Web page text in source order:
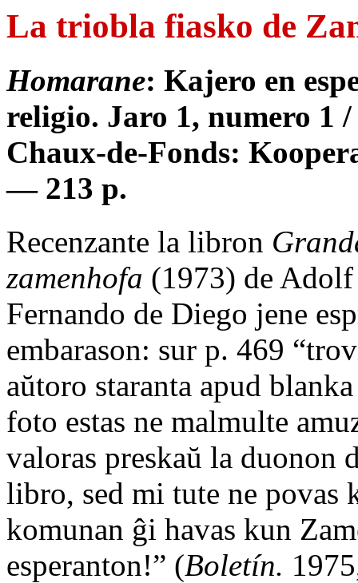
La triobla fiasko de
Homarane: Kajero en
religio. Jaro 1, numero 1
Chaux-de-Fonds:
— 213 p.
Recenzante la libron
zamenhofa (1973) de
Fernando de Diego jene
embarason: sur p. 469
aŭtoro staranta apud
foto estas ne malmulte
valoras preskaŭ la duonon
libro, sed mi tute ne povas
komunan ĝi havas kun
esperanton!” (Boletín.